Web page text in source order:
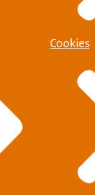
Cookies